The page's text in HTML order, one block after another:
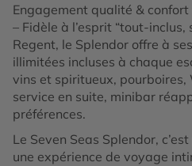
Engagement qualité &
– Fidèle à l’esprit “tout-inclus,
Regent, le Splendor offre à
illimitées incluses à chaque
vins et spiritueux,
service en suite, minibar
préférences.
Le Seven Seas Splendor,
une expérience de voyage